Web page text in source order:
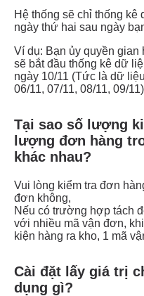
Tại sao số lượng
lượng đơn hàng
khác nhau?
Cài đặt lấy giá trị
dụng gì?